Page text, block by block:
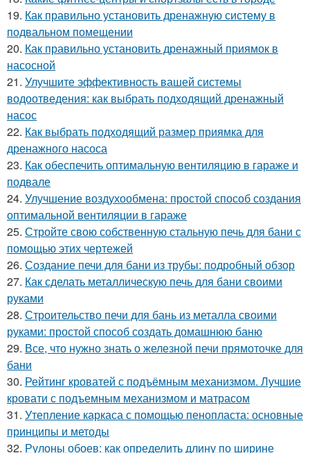
19. Как правильно установить дренажную систему в
подвальном помещении
20. Как правильно установить дренажный приямок в
насосной
21. Улучшите эффективность вашей системы
водоотведения: как выбрать подходящий дренажный
насос
22. Как выбрать подходящий размер приямка для
дренажного насоса
23. Как обеспечить оптимальную вентиляцию в гараже и
подвале
24. Улучшение воздухообмена: простой способ создания
оптимальной вентиляции в гараже
25. Стройте свою собственную стальную печь для бани с
помощью этих чертежей
26. Создание печи для бани из трубы: подробный обзор
27. Как сделать металлическую печь для бани своими
руками
28. Строительство печи для бань из металла своими
руками: простой способ создать домашнюю баню
29. Все, что нужно знать о железной печи прямоточке для
бани
30. Рейтинг кроватей с подъёмным механизмом. Лучшие
кровати с подъемным механизмом и матрасом
31. Утепление каркаса с помощью пенопласта: основные
принципы и методы
32. Рулоны обоев: как определить длину по ширине